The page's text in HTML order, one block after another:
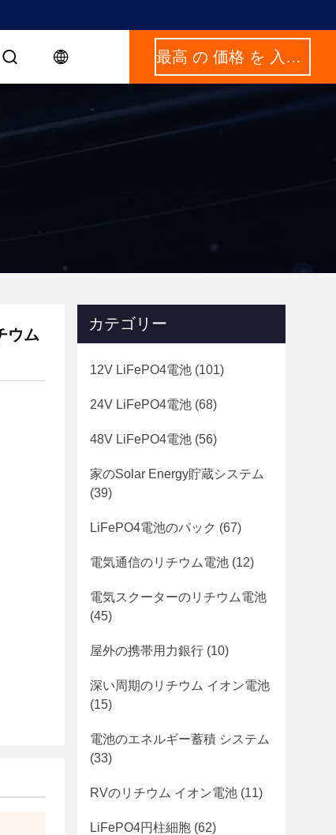
最高 の 価格 を 入手 する
ウム
カテゴリー
12V LiFePO4電池 (101)
24V LiFePO4電池 (68)
48V LiFePO4電池 (56)
家のSolar Energy貯蔵システム
(39)
LiFePO4電池のパック (67)
電気通信のリチウム電池 (12)
電気スクーターのリチウム電池
(45)
屋外の携帯用力銀行 (10)
深い周期のリチウム イオン電池
(15)
電池のエネルギー蓄積 システム
(33)
RVのリチウム イオン電池 (11)
LiFePO4円柱細胞 (62)